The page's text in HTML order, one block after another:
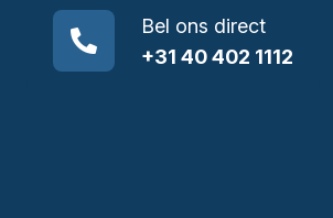
Bel ons direct
+31 40 402 1112